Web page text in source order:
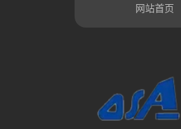
网站首页